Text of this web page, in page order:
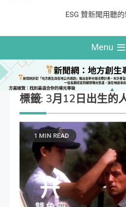
ESG 贊新聞用聽
Menu
標籤: 3月12日出生的
1 MIN READ